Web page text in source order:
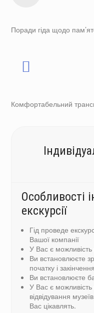
Поради гіда щодо
Комфортабельний
Особливості
екскурсії
Гід проведе
Вашої компанії
У Вас є
Ви встановлюєте
початку і
Ви встановлюєте
У Вас є можливість
відвідування
Вас цікавлять.